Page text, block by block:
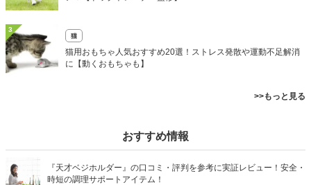
3
猫
猫用おもちゃ人気おすすめ20選！ストレス発散や運動不足解消
に【動くおもちゃも】
>>もっと見る
おすすめ情報
『天才ベジホルダー』の口コミ・評判を参考に実証レビュー！安全・
時短の調理サポートアイテム！